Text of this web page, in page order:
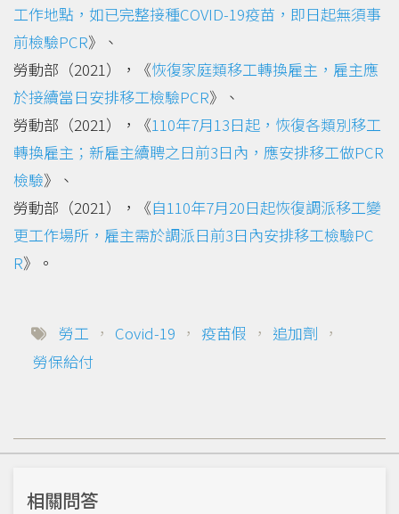
工作地點，如已完整接種COVID-19疫苗，即日起無須事
前檢驗PCR》、
勞動部（2021），《恢復家庭類移工轉換雇主，雇主應
於接續當日安排移工檢驗PCR》、
勞動部（2021），《110年7月13日起，恢復各類別移工
轉換雇主；新雇主續聘之日前3日內，應安排移工做PCR
檢驗》、
勞動部（2021），《自110年7月20日起恢復調派移工變
更工作場所，雇主需於調派日前3日內安排移工檢驗PC
R》。
勞工 ， Covid-19 ， 疫苗假 ， 追加劑 ，
勞保給付
相關問答